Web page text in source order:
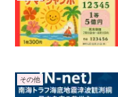
その他